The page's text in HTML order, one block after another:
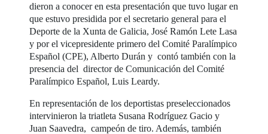
dieron a conocer en esta presentación que tuvo lugar en
que estuvo presidida por el secretario general para el
Deporte de la Xunta de Galicia, José Ramón Lete Lasa
y por el vicepresidente primero del Comité Paralímpico
Español (CPE), Alberto Durán y contó también con la
presencia del director de Comunicación del Comité
Paralímpico Español, Luis Leardy.
En representación de los deportistas preseleccionados
intervinieron la triatleta Susana Rodríguez Gacio y
Juan Saavedra, campeón de tiro. Además, también